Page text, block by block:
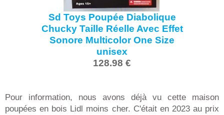
Sd Toys Poupée Diabolique
Chucky Taille Réelle Avec Effet
Sonore Multicolor One Size
unisex
128.98 €
Pour information, nous avons déjà vu cette maison
poupées en bois Lidl moins cher. C'était en 2023 au prix